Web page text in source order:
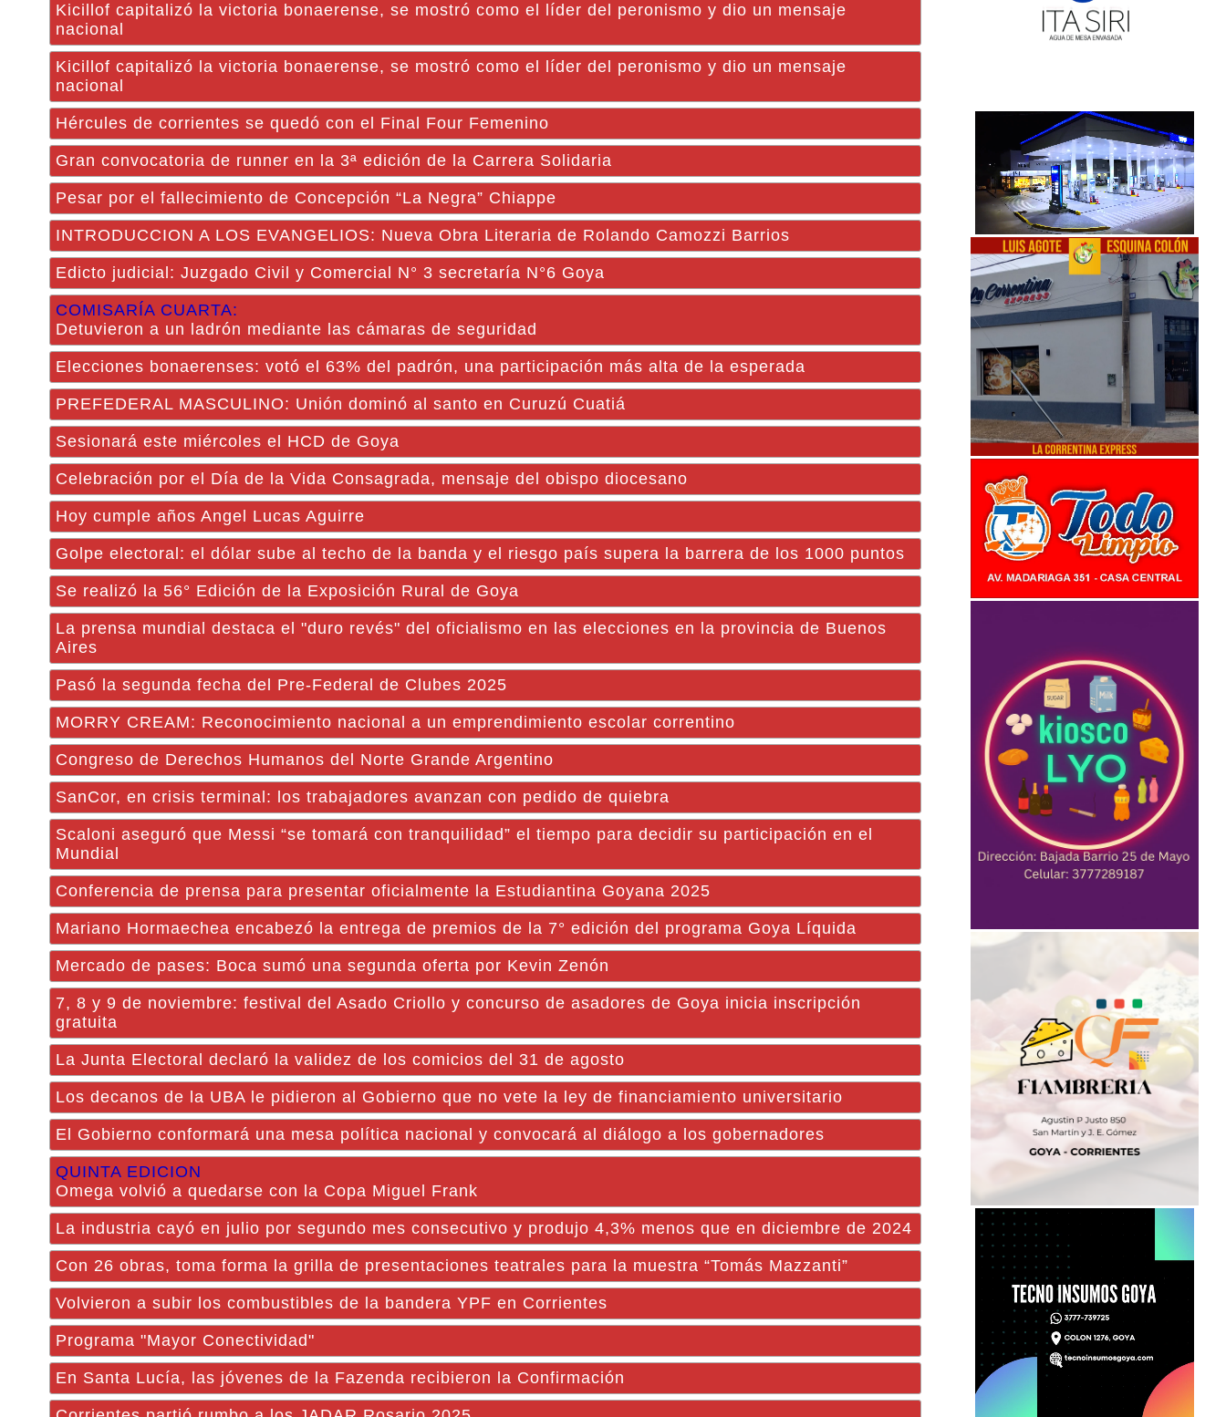
Kicillof capitalizó la victoria bonaerense, se mostró como el líder del peronismo y dio un mensaje
nacional
Kicillof capitalizó la victoria bonaerense, se mostró como el líder del peronismo y dio un mensaje
nacional
Hércules de corrientes se quedó con el Final Four Femenino
Gran convocatoria de runner en la 3ª edición de la Carrera Solidaria
Pesar por el fallecimiento de Concepción “La Negra” Chiappe
INTRODUCCION A LOS EVANGELIOS: Nueva Obra Literaria de Rolando Camozzi Barrios
Edicto judicial: Juzgado Civil y Comercial N° 3 secretaría N°6 Goya
COMISARÍA CUARTA:
Detuvieron a un ladrón mediante las cámaras de seguridad
Elecciones bonaerenses: votó el 63% del padrón, una participación más alta de la esperada
PREFEDERAL MASCULINO: Unión dominó al santo en Curuzú Cuatiá
Sesionará este miércoles el HCD de Goya
Celebración por el Día de la Vida Consagrada, mensaje del obispo diocesano
Hoy cumple años Angel Lucas Aguirre
Golpe electoral: el dólar sube al techo de la banda y el riesgo país supera la barrera de los 1000 puntos
Se realizó la 56° Edición de la Exposición Rural de Goya
La prensa mundial destaca el "duro revés" del oficialismo en las elecciones en la provincia de Buenos
Aires
Pasó la segunda fecha del Pre-Federal de Clubes 2025
MORRY CREAM: Reconocimiento nacional a un emprendimiento escolar correntino
Congreso de Derechos Humanos del Norte Grande Argentino
SanCor, en crisis terminal: los trabajadores avanzan con pedido de quiebra
Scaloni aseguró que Messi “se tomará con tranquilidad” el tiempo para decidir su participación en el
Mundial
Conferencia de prensa para presentar oficialmente la Estudiantina Goyana 2025
Mariano Hormaechea encabezó la entrega de premios de la 7° edición del programa Goya Líquida
Mercado de pases: Boca sumó una segunda oferta por Kevin Zenón
7, 8 y 9 de noviembre: festival del Asado Criollo y concurso de asadores de Goya inicia inscripción
gratuita
La Junta Electoral declaró la validez de los comicios del 31 de agosto
Los decanos de la UBA le pidieron al Gobierno que no vete la ley de financiamiento universitario
El Gobierno conformará una mesa política nacional y convocará al diálogo a los gobernadores
QUINTA EDICION
Omega volvió a quedarse con la Copa Miguel Frank
La industria cayó en julio por segundo mes consecutivo y produjo 4,3% menos que en diciembre de 2024
Con 26 obras, toma forma la grilla de presentaciones teatrales para la muestra “Tomás Mazzanti”
Volvieron a subir los combustibles de la bandera YPF en Corrientes
Programa "Mayor Conectividad"
En Santa Lucía, las jóvenes de la Fazenda recibieron la Confirmación